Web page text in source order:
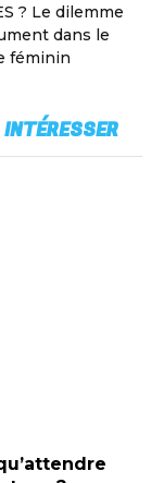
? Le dilemme
dans le
féminin